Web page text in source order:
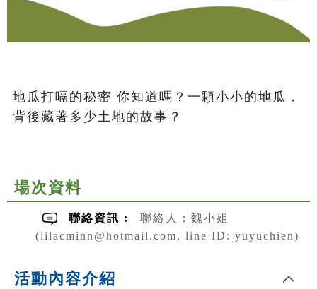
地瓜打嗝的秘密 你知道嗎？一顆小小的地瓜，
背後藏著多少土地的故事？
場次資料
聯絡資訊 :
聯絡人：魏小姐
(lilacminn@hotmail.com, line ID: yuyuchien)
活動內容介紹